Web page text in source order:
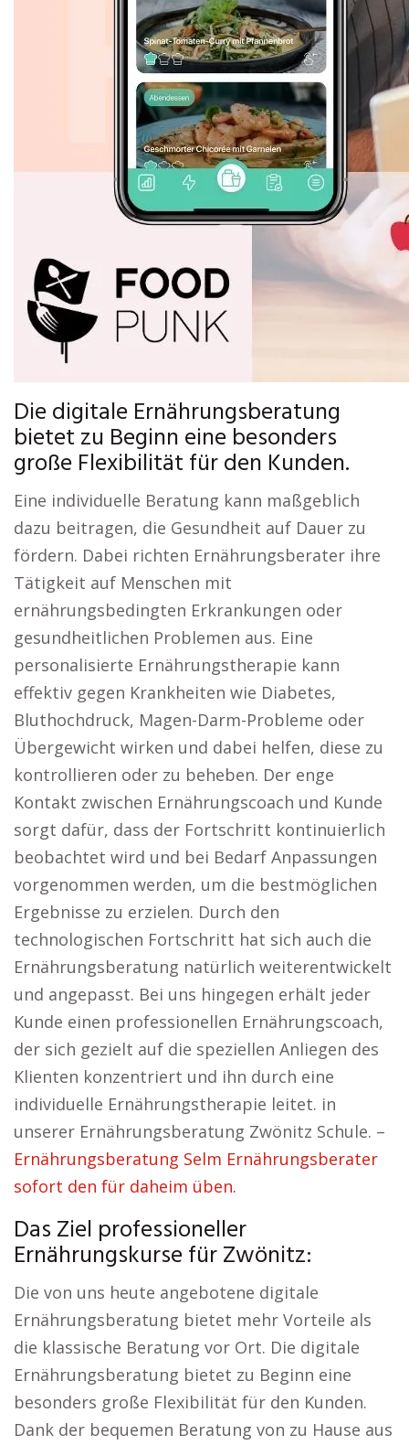
Die digitale Ernährungsberatung
bietet zu Beginn eine besonders
große Flexibilität für den Kunden.
Eine individuelle Beratung kann maßgeblich
dazu beitragen, die Gesundheit auf Dauer zu
fördern. Dabei richten Ernährungsberater ihre
Tätigkeit auf Menschen mit
ernährungsbedingten Erkrankungen oder
gesundheitlichen Problemen aus. Eine
personalisierte Ernährungstherapie kann
effektiv gegen Krankheiten wie Diabetes,
Bluthochdruck, Magen-Darm-Probleme oder
Übergewicht wirken und dabei helfen, diese zu
kontrollieren oder zu beheben. Der enge
Kontakt zwischen Ernährungscoach und Kunde
sorgt dafür, dass der Fortschritt kontinuierlich
beobachtet wird und bei Bedarf Anpassungen
vorgenommen werden, um die bestmöglichen
Ergebnisse zu erzielen. Durch den
technologischen Fortschritt hat sich auch die
Ernährungsberatung natürlich weiterentwickelt
und angepasst. Bei uns hingegen erhält jeder
Kunde einen professionellen Ernährungscoach,
der sich gezielt auf die speziellen Anliegen des
Klienten konzentriert und ihn durch eine
individuelle Ernährungstherapie leitet. in
unserer Ernährungsberatung Zwönitz Schule. –
Ernährungsberatung Selm Ernährungsberater
sofort den für daheim üben.
Das Ziel professioneller
Ernährungskurse für Zwönitz:
Die von uns heute angebotene digitale
Ernährungsberatung bietet mehr Vorteile als
die klassische Beratung vor Ort. Die digitale
Ernährungsberatung bietet zu Beginn eine
besonders große Flexibilität für den Kunden.
Dank der bequemen Beratung von zu Hause aus